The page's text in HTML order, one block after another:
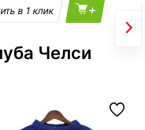
+
Челси